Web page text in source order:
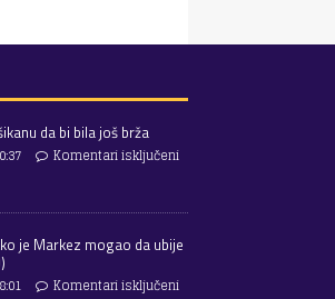
da bi bila još brža
Komentari isključeni
je Markez mogao da ubije
Komentari isključeni